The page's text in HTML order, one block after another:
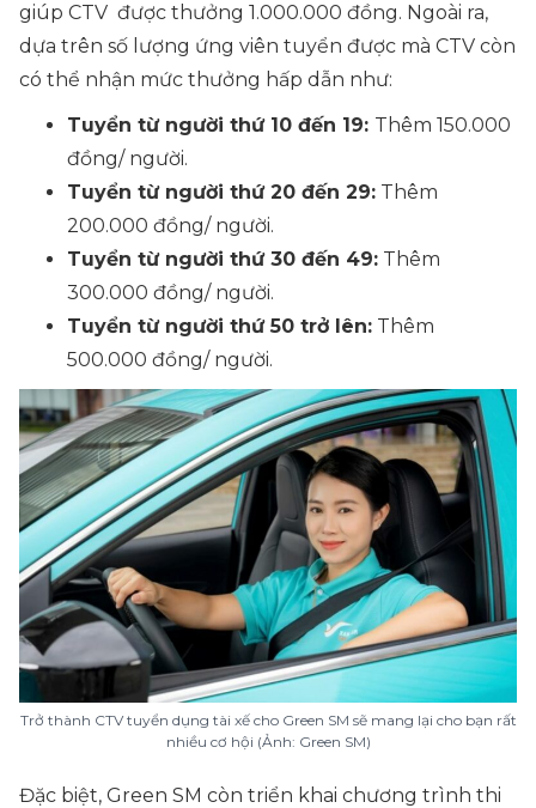
giúp CTV được thưởng 1.000.000 đồng. Ngoài ra,
dựa trên số lượng ứng viên tuyển được mà CTV còn
có thể nhận mức thưởng hấp dẫn như:
Tuyển từ người thứ 10 đến 19: Thêm 150.000
đồng/ người.
Tuyển từ người thứ 20 đến 29: Thêm
200.000 đồng/ người.
Tuyển từ người thứ 30 đến 49: Thêm
300.000 đồng/ người.
Tuyển từ người thứ 50 trở lên: Thêm
500.000 đồng/ người.
Trở thành CTV tuyển dụng tài xế cho Green SM sẽ mang lại cho bạn rất
nhiều cơ hội (Ảnh: Green SM)
Đặc biệt, Green SM còn triển khai chương trình thi